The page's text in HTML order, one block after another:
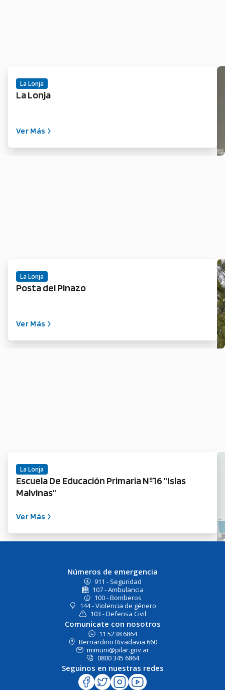
La Lonja
La Lonja
Ver Más
La Lonja
Posta del Pinazo
Ver Más
La Lonja
Escuela De Educación Primaria Nº16 "Islas
Malvinas"
Ver Más
Números de emergencia
911 - Seguridad
107 - Ambulancia
100 - Bomberos
144 - Violencia de género
103 - Defensa Civil
Comunicate con nosotros
11 5238 6864
Bernardino Rivadavia 660
mimuni@pilar.gov.ar
0800 345 6864
Seguinos en nuestras redes